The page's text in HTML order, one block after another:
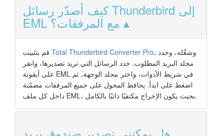
كيف أصدّر رسائل Thunderbird إلى
EML مع المرفقات؟
Total Thunderbird Converter Pro، وشغّله، وحدد
مجلد البريد المطلوب. حدد الرسائل التي تريد تصديرها، وانقر
على أيقونة EML في شريط الأدوات، واختر مجلد الوجهة، ثم
اضغط على ابدأ. يحافظ المحول على جميع المرفقات مضمّنة
داخل كل ملف EML، بحيث يكون الإخراج مكتفيًا ذاتيًا بالكامل.